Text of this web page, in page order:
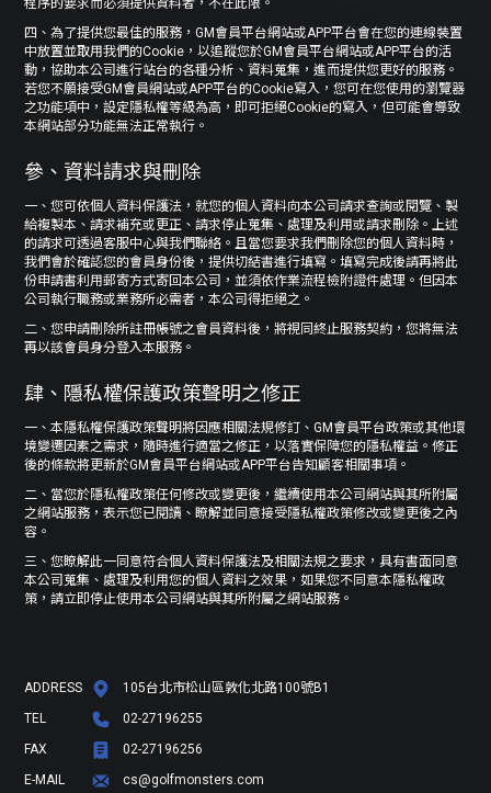
四、為了提供您最佳的服務，GM會員平台網站或APP平台會在您的連線裝置
中放置並取用我們的Cookie，以追蹤您於GM會員平台網站或APP平台的活
動，協助本公司進行站台的各種分析、資料蒐集，進而提供您更好的服務。
若您不願接受GM會員網站或APP平台的Cookie寫入，您可在您使用的瀏覽器
之功能項中，設定隱私權等級為高，即可拒絕Cookie的寫入，但可能會導致
本網站部分功能無法正常執行。
參、資料請求與刪除
一、您可依個人資料保護法，就您的個人資料向本公司請求查詢或閱覽、製
給複製本、請求補充或更正、請求停止蒐集、處理及利用或請求刪除。上述
的請求可透過客服中心與我們聯絡。且當您要求我們刪除您的個人資料時，
我們會於確認您的會員身份後，提供切結書進行填寫。填寫完成後請再將此
份申請書利用郵寄方式寄回本公司，並須依作業流程檢附證件處理。但因本
公司執行職務或業務所必需者，本公司得拒絕之。
二、您申請刪除所註冊帳號之會員資料後，將視同終止服務契約，您將無法
再以該會員身分登入本服務。
肆、隱私權保護政策聲明之修正
一、本隱私權保護政策聲明將因應相關法規修訂、GM會員平台政策或其他環
境變遷因素之需求，隨時進行適當之修正，以落實保障您的隱私權益。修正
後的條款將更新於GM會員平台網站或APP平台告知顧客相關事項。
二、當您於隱私權政策任何修改或變更後，繼續使用本公司網站與其所附屬
之網站服務，表示您已閱讀、瞭解並同意接受隱私權政策修改或變更後之內
容。
三、您瞭解此一同意符合個人資料保護法及相關法規之要求，具有書面同意
本公司蒐集、處理及利用您的個人資料之效果，如果您不同意本隱私權政
策，請立即停止使用本公司網站與其所附屬之網站服務。
ADDRESS
105台北市松山區敦化北路100號B1
TEL
02-27196255
FAX
02-27196256
E-MAIL
cs@golfmonsters.com